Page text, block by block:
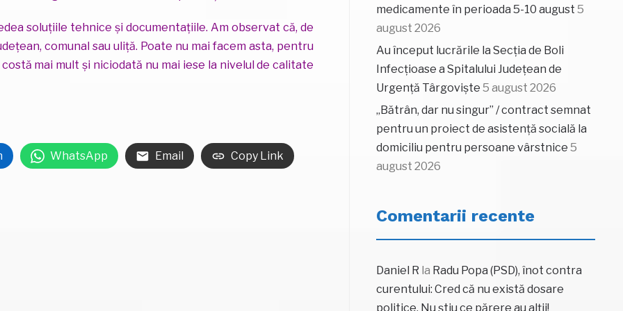
soluțiile tehnice și documentațiile. Am observat că, de
comunal sau uliță. Poate nu mai facem asta, pentru
mai mult și niciodată nu mai iese la nivelul de calitate
WhatsApp Email Copy Link
medicamente în perioada 5-10 august 5
august 2026
Au început lucrările la Secția de Boli
Infecțioase a Spitalului Județean de
Urgență Târgoviște 5 august 2026
„Bătrân, dar nu singur” / contract semnat
pentru un proiect de asistență socială la
domiciliu pentru persoane vârstnice 5
august 2026
Comentarii recente
Daniel R la Radu Popa (PSD), înot contra
curentului: Cred că nu există dosare
politice. Nu știu ce părere au alții!